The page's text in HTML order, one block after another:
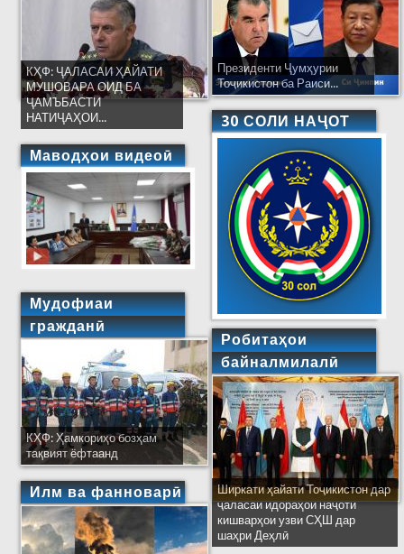
КҲФ: ҶАЛАСАИ ҲАЙАТИ
МУШОВАРА ОИД БА
ҶАМЪБАСТИ
НАТИҶАҲОИ...
Маводҳои видеоӣ
Мудофиаи
гражданӣ
КҲФ: Ҳамкориҳо бозҳам
тақвият ёфтаанд
Илм ва фанноварӣ
Президенти Ҷумҳурии
Тоҷикистон ба Раиси...
30 СОЛИ НАҶОТ
Робитаҳои
байналмилалӣ
Ширкати ҳайати Тоҷикистон дар
ҷаласаи идораҳои наҷоти
кишварҳои узви СҲШ дар
шаҳри Деҳлӣ